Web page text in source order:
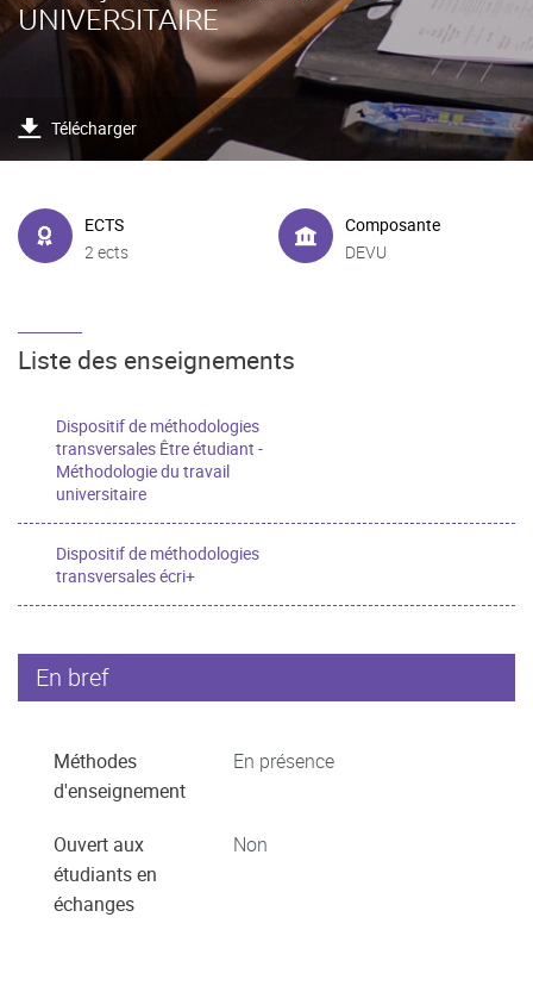
UNIVERSITAIRE
Télécharger
ECTS
2 ects
Composante
DEVU
Liste des enseignements
Dispositif de méthodologies
transversales Être étudiant -
Méthodologie du travail
universitaire
Dispositif de méthodologies
transversales écri+
En bref
Méthodes
d'enseignement
En présence
Ouvert aux
étudiants en
échanges
Non